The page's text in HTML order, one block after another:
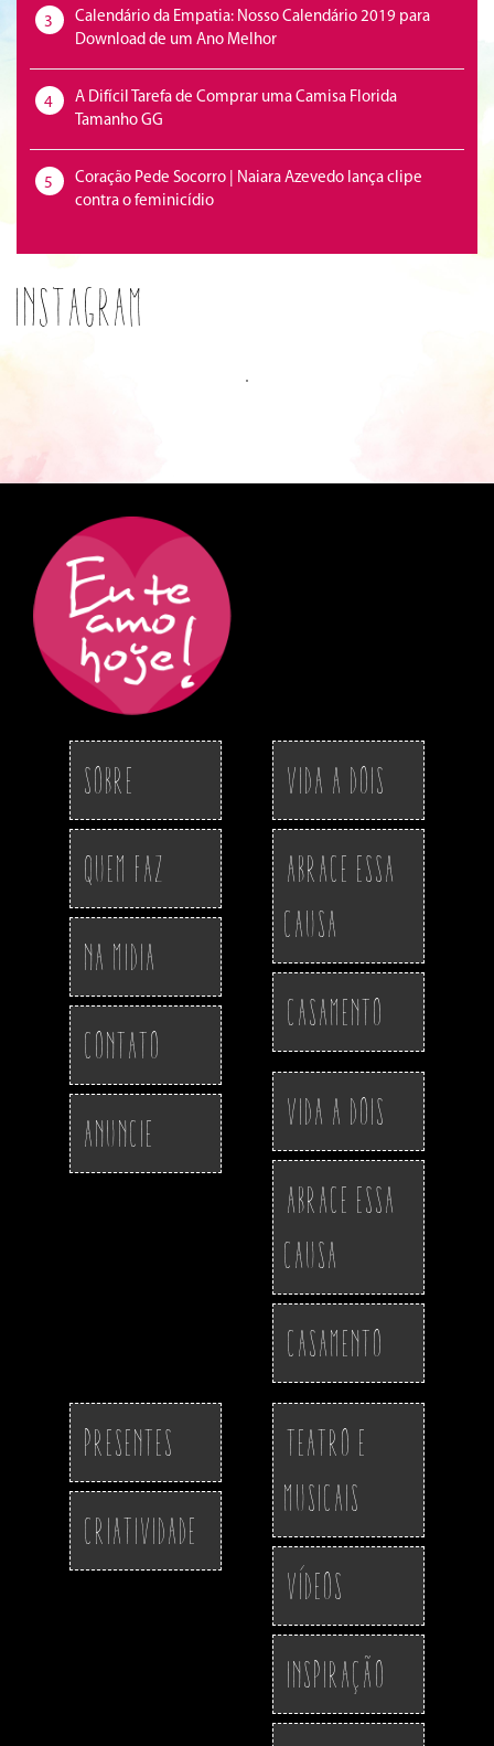
3
Calendário da Empatia: Nosso Calendário 2019 para
Download de um Ano Melhor
4
A Difícil Tarefa de Comprar uma Camisa Florida
Tamanho GG
5
Coração Pede Socorro | Naiara Azevedo lança clipe
contra o feminicídio
Instagram
Sobre
Quem Faz
Na Midia
Contato
Anuncie
Vida a Dois
Abrace essa
Causa
Casamento
Vida a Dois
Abrace essa
Causa
Casamento
Presentes
Criatividade
Teatro e
Musicais
Vídeos
Inspiração